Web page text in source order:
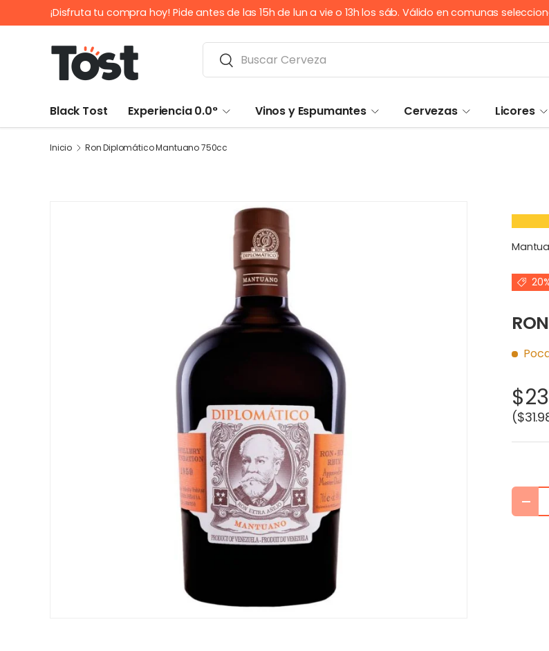
IR AL CONTENIDO
¡Disfruta tu compra hoy! Pide antes de las 15h de lun a vie o 13h los sáb. Válido en comunas
Buscar
Black Tost Experiencia 0.0° Vinos y Espumantes Cervezas Licores
Inicio Ron Diplomático Mantuano 750cc
Cant.